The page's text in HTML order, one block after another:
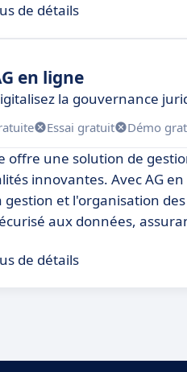
de détails
en ligne
la gouvernance
Essai gratuit Démo
offre une solution de
innovantes. Avec AG
gestion et l'organisation
aux données,
de détails